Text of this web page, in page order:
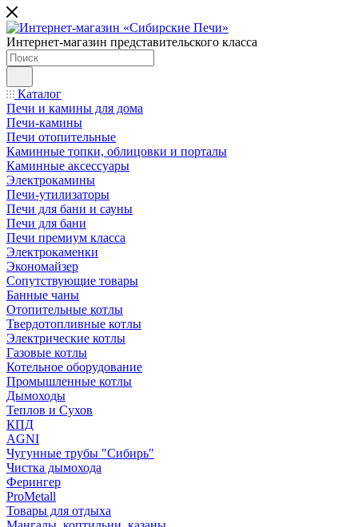
Интернет-магазин представительского класса
Каталог
Печи и камины для дома
Печи-камины
Печи отопительные
Каминные топки, облицовки и порталы
Каминные аксессуары
Электрокамины
Печи-утилизаторы
Печи для бани и сауны
Печи для бани
Печи премиум класса
Электрокаменки
Экономайзер
Сопутствующие товары
Банные чаны
Отопительные котлы
Твердотопливные котлы
Электрические котлы
Газовые котлы
Котельное оборудование
Промышленные котлы
Дымоходы
Теплов и Сухов
КПД
AGNI
Чугунные трубы "Сибирь"
Чистка дымохода
Ферингер
ProMetall
Товары для отдыха